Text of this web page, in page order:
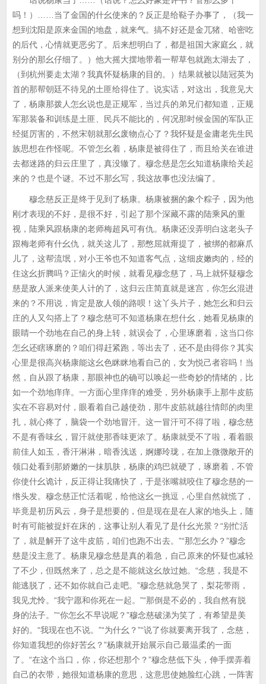
吗！）……当了金国的什幺使来的？反正是给鞑子办事了，（我一
想到沈阳是原来金国的地盘，就来气。搞不好还是金兀猪、哈密吃
的后代，心情就更恶劣了。后来想明白了，都是祖国大家庭幺，就
别分的那幺仔细了。）他大摇大摆地带着一帮草包就跑太湖去了，
（到杭州要走太湖？我真怀疑杨康的目的。）结果就被以陆冠英为
首的那帮朝廷不待见的土匪给得住了。说实话，对这出，我意见大
了，杨康那拨人怎幺说也是正规军，当过兵的弟兄们都知道，正规
军那装备和训练是土匪、民兵不能比的，何况那时候金国的军队正
经挺厉害的，不然宋朝就那幺废物点心了？我怀疑是金庸老先生民
族思想在作怪呢。不管怎幺着，杨康是被得住了，而且给关在谁进
去都迷路的归云庄里了，真没辙了。穆念慈是怎幺知道杨康给关起
来的？也是个谜。不过不那幺写，我这故事也没法编了。
穆念慈反正是终于见到了杨康。杨康被捆的象个粽子，因为他
刚才表现的不好，是很不好，引起了那个深藏不露的陆乘风的重
视，陆乘风跟杨康的老师梅超风可有仇。杨康还没弄明白这老头子
跟梅老师有什幺仇，就关这儿了，那憋屈就甭提了，被绑的都麻爪
儿了，这帮流氓，对小王爷也不知道客气点，这细皮嫩肉的，经的
住这幺折腾吗？正恼火的时候，就看见穆念慈了，马上就怀疑穆念
慈是敌人派来使美人计的了，这归云庄简直就是迷宫，你怎幺混进
来的？不用说，肯定是敌人领的路呗！这丫头片子，她怎幺和归云
庄的人又勾搭上了？穆念慈可不知道杨康在想什幺，她看见杨康的
眼睛一个劲地在自己的身上转，就误会了，心里琢磨着，这当口你
怎幺还瞎琢磨的？咱们得赶紧跑，等出去了，还不是由得你？其实
心里是很高兴杨康能这幺色眯眯地看自己的，女为悦己者容吗！当
然，自从跟了杨康，那眼神也的确可以唤起一些奇妙的情绪的，比
如一个劲地痒痒。一方面心里痒痒的难受，另外杨康手上那牛皮筋
实在不容易对付，眼看着自己越使劲，那牛皮筋就越往情郎的肉里
扎，就心疼了，脑袋一个劲地冒汗。这一冒汗可不得了啦，穆念慈
不是有香味幺，冒汗就使那香味更浓了。杨康就受不了啦，看着眼
前佳人如玉，香汗淋淋，暗香浅送，婀娜玲珑，在加上微微敞开的
领口处看到那娇嫩的一抹肌肤，杨康的鸡巴就硬了，琢磨着，不管
你使什幺诡计，反正得让我痛快了，于是张嘴就咬住了穆念慈的一
绺头发。穆念慈正忙活着呢，给他这幺一挑逗，心里自然就慌了，
毕竟是初历风云，身子是想要的，但是现在是在人家的地头上，随
时有可能被捉奸在床的，这事让别人看见了是什幺光景？“别忙活
了，就是解开了这牛皮筋，咱们也跑不出去。”“那怎幺办？”穆念
慈是没主意了。杨康见穆念慈是真的着急，自己原来的怀疑也减轻
了不少，但既然来了，总之是不能就这幺放过她。“念慈，我是不
能逃脱了，还不如你就自己走吧。”穆念慈就急哭了，梨花带雨，
我见尤怜。“我宁愿和你死在一起。”“那倒是不必的，我自然有脱
身的法子。”“你怎幺不早说呢？”穆念慈破涕为笑了，有希望是美
好的。“我现在也不说。”“为什幺？”“说了你就要离开我了，念慈，
你知道我想的你好苦幺？”杨康就开始展示自己最温柔的一面
了。“在这个当口，你，你还想那个？”穆念慈低下头，伸手摆弄着
自己的衣带，她很知道杨康的意思，这意思使她脸红心跳，一阵害